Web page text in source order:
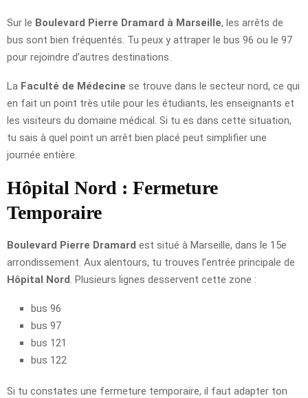
Sur le Boulevard Pierre Dramard à Marseille, les arrêts de
bus sont bien fréquentés. Tu peux y attraper le bus 96 ou le 97
pour rejoindre d’autres destinations.
La Faculté de Médecine se trouve dans le secteur nord, ce qui
en fait un point très utile pour les étudiants, les enseignants et
les visiteurs du domaine médical. Si tu es dans cette situation,
tu sais à quel point un arrêt bien placé peut simplifier une
journée entière.
Hôpital Nord : Fermeture
Temporaire
Boulevard Pierre Dramard est situé à Marseille, dans le 15e
arrondissement. Aux alentours, tu trouves l’entrée principale de
Hôpital Nord . Plusieurs lignes desservent cette zone :
bus 96
bus 97
bus 121
bus 122
Si tu constates une fermeture temporaire, il faut adapter ton